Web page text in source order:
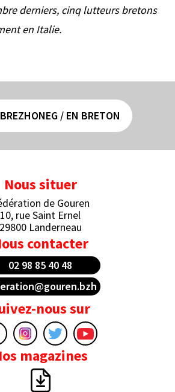
derniers, cinq lutteurs bretons
en Italie.
/ EN BRETON
Nous situer
de Gouren
10, rue Saint Ernel
29800 Landerneau
contacter
02 98 85 40 48
nous sur
magazines